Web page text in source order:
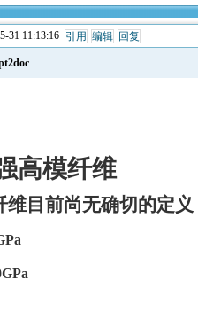
31 11:13:16 引用 编辑 回复
高模纤维
维目前尚无确切的定义